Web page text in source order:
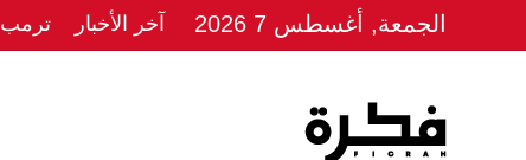
الجمعة, أغسطس 7 2026 آخر الأخبار ترمب